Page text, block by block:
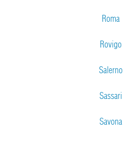
Roma
Rovigo
Salerno
Sassari
Savona